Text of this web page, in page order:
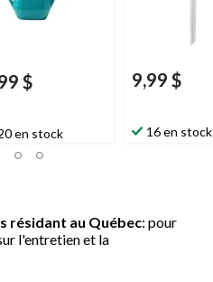
$
en stock
9,99 $
16 en stock
résidant au Québec: pour
l'entretien et la